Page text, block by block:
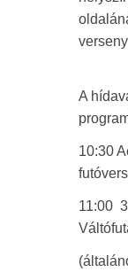
A
10:30
11:00